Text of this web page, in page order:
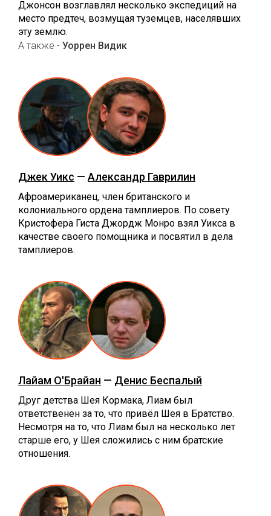
Джонсон возглавлял несколько экспедиций на
место предтеч, возмущая туземцев, населявших
эту землю.
А также - Уоррен Видик
Джек Уикс — Александр Гаврилин
Афроамериканец, член британского и
колониального ордена тамплиеров. По совету
Кристофера Гиста Джордж Монро взял Уикса в
качестве своего помощника и посвятил в дела
тамплиеров.
Лайам О'Брайан — Денис Беспалый
Друг детства Шея Кормака, Лиам был
ответственен за то, что привёл Шея в Братство.
Несмотря на то, что Лиам был на несколько лет
старше его, у Шея сложились с ним братские
отношения.